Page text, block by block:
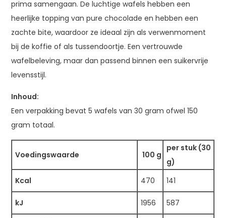
prima samengaan. De luchtige wafels hebben een
heerlijke topping van pure chocolade en hebben een
zachte bite, waardoor ze ideaal zijn als verwenmoment
bij de koffie of als tussendoortje. Een vertrouwde
wafelbeleving, maar dan passend binnen een suikervrije
levensstijl.
Inhoud:
Een verpakking bevat 5 wafels van 30 gram ofwel 150
gram totaal.
Voedingswaarde 100 g
per stuk (30
g)
Kcal
470 141
kJ 1956 587